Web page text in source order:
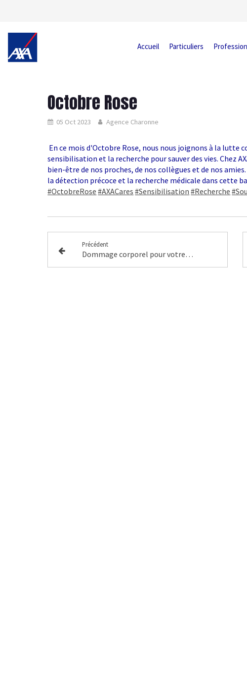
Accueil Particuliers
Octobre Rose
05 Oct 2023 Agence Charonne
En ce mois d'Octobre Rose, nous nous joignons à la lutte
sensibilisation et la recherche pour sauver des vies. Chez
bien-être de nos proches, de nos collègues et de nos
la détection précoce et la recherche médicale dans cette
#OctobreRose #AXACares #Sensibilisation #Recherche
Précédent
Dommage corporel pour votre enfant